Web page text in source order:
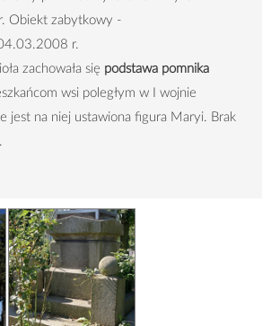
Obiekt zabytkowy -
r.
zachowała się podstawa pomnika
wsi poległym w I wojnie
jest na niej ustawiona figura Maryi. Brak